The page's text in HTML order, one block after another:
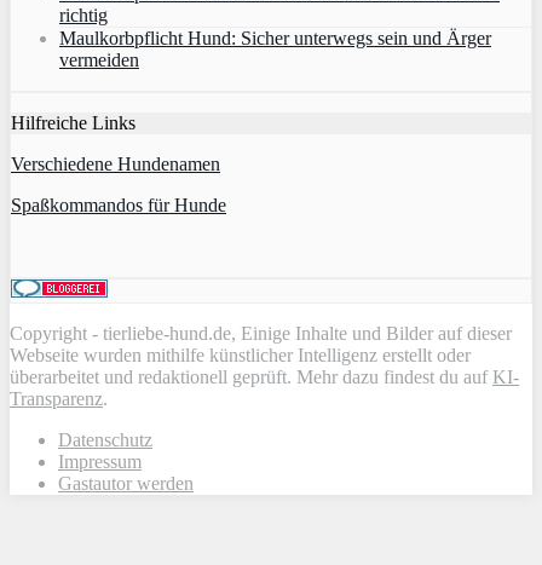
richtig
Maulkorbpflicht Hund: Sicher unterwegs sein und Ärger
vermeiden
Hilfreiche Links
Verschiedene Hundenamen
Spaßkommandos für Hunde
Copyright - tierliebe-hund.de, Einige Inhalte und Bilder auf dieser
Webseite wurden mithilfe künstlicher Intelligenz erstellt oder
überarbeitet und redaktionell geprüft. Mehr dazu findest du auf KI-
Transparenz.
Datenschutz
Impressum
Gastautor werden